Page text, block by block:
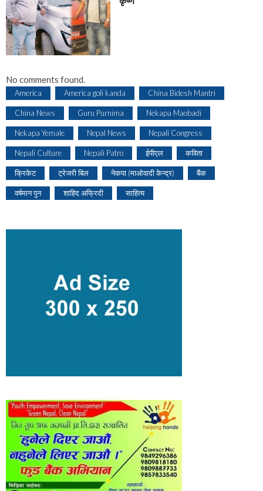
No comments found.
America America goli kanda China Bidesh Mantri
China News Guru Purnima Nekapa Maobadi
Nekapa Yemale Nepal News Nepali Congress
Nepali Culture Nepali Patro ईपीएल कविता
क्रिकेट ट्रेजरी बिल नेकपा (माओवादी केन्द्र) बैंक
वर्षमान पुन शाहिद अफ्रिदी साहित्य